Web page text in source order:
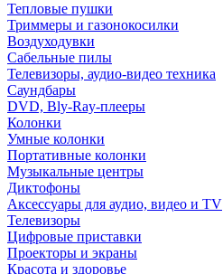
Тепловые пушки
Триммеры и газонокосилки
Воздуходувки
Сабельные пилы
Телевизоры, аудио-видео техника
Саундбары
DVD, Bly-Ray-плееры
Колонки
Умные колонки
Портативные колонки
Музыкальные центры
Диктофоны
Аксессуары для аудио, видео и TV
Телевизоры
Цифровые приставки
Проекторы и экраны
Красота и здоровье